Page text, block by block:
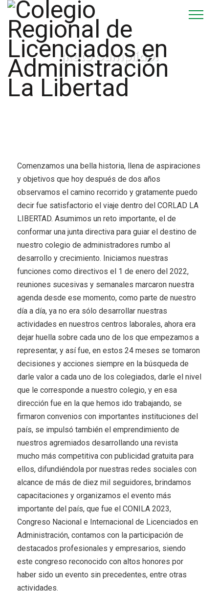
¡Reto Cumplido!
Comenzamos una bella historia, llena de aspiraciones
y objetivos que hoy después de dos años
observamos el camino recorrido y gratamente puedo
decir fue satisfactorio el viaje dentro del CORLAD LA
LIBERTAD. Asumimos un reto importante, el de
conformar una junta directiva para guiar el destino de
nuestro colegio de administradores rumbo al
desarrollo y crecimiento. Iniciamos nuestras
funciones como directivos el 1 de enero del 2022,
reuniones sucesivas y semanales marcaron nuestra
agenda desde ese momento, como parte de nuestro
día a día, ya no era sólo desarrollar nuestras
actividades en nuestros centros laborales, ahora era
dejar huella sobre cada uno de los que empezamos a
representar, y así fue, en estos 24 meses se tomaron
decisiones y acciones siempre en la búsqueda de
darle valor a cada uno de los colegiados, darle el nivel
que le corresponde a nuestro colegio, y en esa
dirección fue en la que hemos ido trabajando, se
firmaron convenios con importantes instituciones del
país, se impulsó también el emprendimiento de
nuestros agremiados desarrollando una revista
mucho más competitiva con publicidad gratuita para
ellos, difundiéndola por nuestras redes sociales con
alcance de más de diez mil seguidores, brindamos
capacitaciones y organizamos el evento más
importante del país, que fue el CONILA 2023,
Congreso Nacional e Internacional de Licenciados en
Administración, contamos con la participación de
destacados profesionales y empresarios, siendo
este congreso reconocido con altos honores por
haber sido un evento sin precedentes, entre otras
actividades.